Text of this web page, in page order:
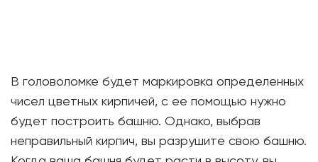
В головоломке будет маркировка определенных
чисел цветных кирпичей, с ее помощью нужно
будет построить башню. Однако, выбрав
неправильный кирпич, вы разрушите свою башню.